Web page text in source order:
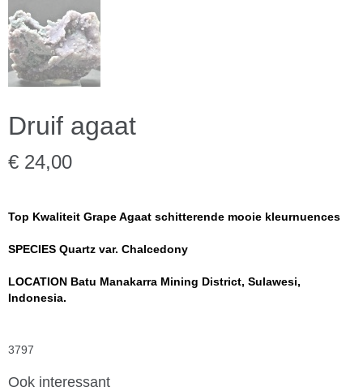
Druif agaat
€ 24,00
Top Kwaliteit Grape Agaat schitterende mooie kleurnuences
SPECIES Quartz var. Chalcedony
LOCATION Batu Manakarra Mining District, Sulawesi,
Indonesia.
3797
Ook interessant